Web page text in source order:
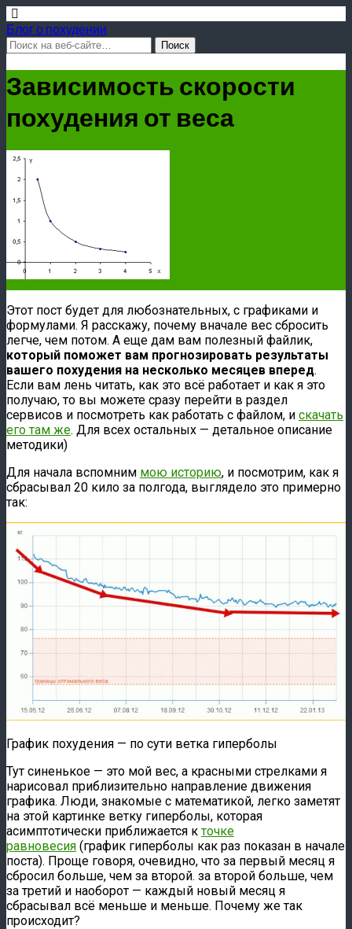
Блог о похудении
Зависимость скорости
похудения от веса
Этот пост будет для любознательных, с графиками и
формулами. Я расскажу, почему вначале вес сбросить
легче, чем потом. А еще дам вам полезный файлик,
который поможет вам прогнозировать результаты
вашего похудения на несколько месяцев вперед.
Если вам лень читать, как это всё работает и как я это
получаю, то вы можете сразу перейти в раздел
сервисов и посмотреть как работать с файлом, и скачать
его там же. Для всех остальных — детальное описание
методики)
Для начала вспомним мою историю, и посмотрим, как я
сбрасывал 20 кило за полгода, выглядело это примерно
так:
График похудения — по сути ветка гиперболы
Тут синенькое — это мой вес, а красными стрелками я
нарисовал приблизительно направление движения
графика. Люди, знакомые с математикой, легко заметят
на этой картинке ветку гиперболы, которая
асимптотически приближается кточке
равновесия (график гиперболы как раз показан в начале
поста). Проще говоря, очевидно, что за первый месяц я
сбросил больше, чем за второй. за второй больше, чем
за третий и наоборот — каждый новый месяц я
сбрасывал всё меньше и меньше. Почему же так
происходит?